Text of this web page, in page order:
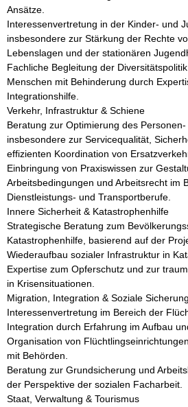
Ansätze.
Interessenvertretung in der Kinder- und
insbesondere zur Stärkung der Rechte
Lebenslagen und der stationären
Fachliche Begleitung der
Menschen mit Behinderung durch
Integrationshilfe.
Verkehr, Infrastruktur & Schiene
Beratung zur Optimierung des
insbesondere zur Servicequalität,
effizienten Koordination von
Einbringung von Praxiswissen zur
Arbeitsbedingungen und Arbeitsrecht im
Dienstleistungs- und Transportberufe.
Innere Sicherheit & Katastrophenhilfe
Strategische Beratung zum
Katastrophenhilfe, basierend auf der
Wiederaufbau sozialer Infrastruktur in
Expertise zum Opferschutz und zur
in Krisensituationen.
Migration, Integration & Soziale Sicherung
Interessenvertretung im Bereich der
Integration durch Erfahrung im Aufbau
Organisation von
mit Behörden.
Beratung zur Grundsicherung und
der Perspektive der sozialen Facharbeit.
Staat, Verwaltung & Tourismus